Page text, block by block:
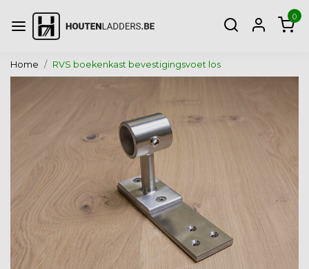
0
Home RVS boekenkast bevestigingsvoet los